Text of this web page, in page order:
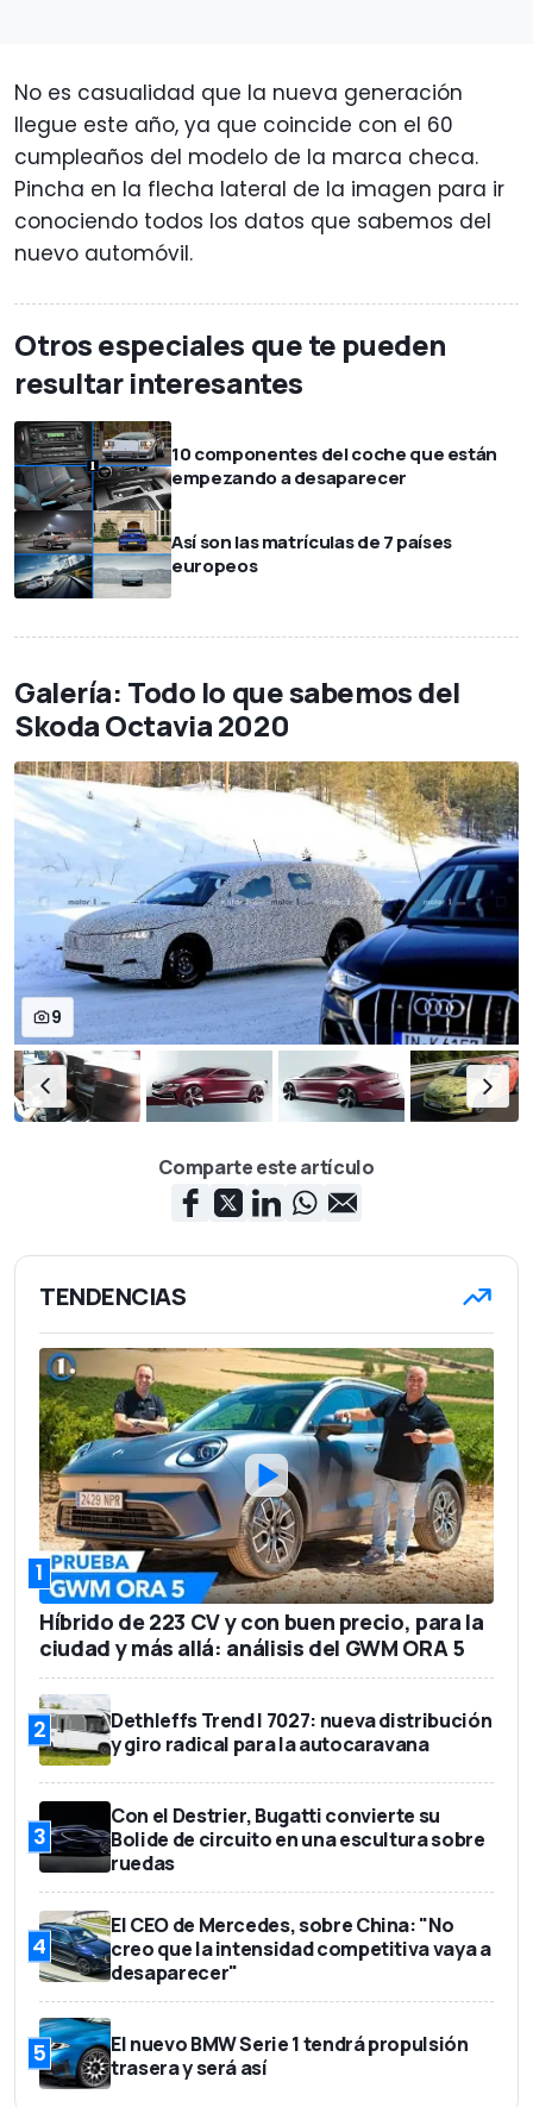
No es casualidad que la nueva generación
llegue este año, ya que coincide con el 60
cumpleaños del modelo de la marca checa.
Pincha en la flecha lateral de la imagen para ir
conociendo todos los datos que sabemos del
nuevo automóvil.
Otros especiales que te pueden
resultar interesantes
10 componentes del coche que están
empezando a desaparecer
Así son las matrículas de 7 países
europeos
Galería: Todo lo que sabemos del
Skoda Octavia 2020
9
Comparte este artículo
TENDENCIAS
1
Híbrido de 223 CV y con buen precio, para la
ciudad y más allá: análisis del GWM ORA 5
2
Dethleffs Trend I 7027: nueva distribución
y giro radical para la autocaravana
3
Con el Destrier, Bugatti convierte su
Bolide de circuito en una escultura sobre
ruedas
4
El CEO de Mercedes, sobre China: "No
creo que la intensidad competitiva vaya a
desaparecer"
5
El nuevo BMW Serie 1 tendrá propulsión
trasera y será así